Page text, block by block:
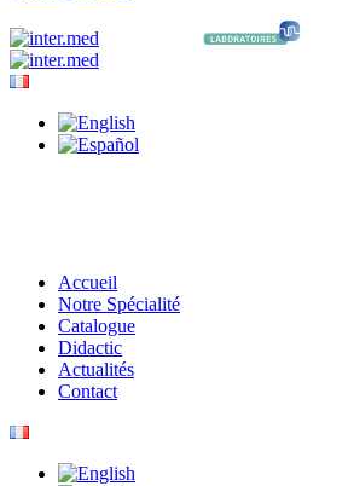
Accueil
Notre Spécialité
Catalogue
Didactic
Actualités
Contact